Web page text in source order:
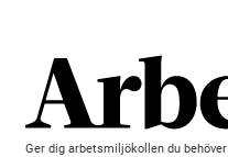
Ger dig arbetsmiljökollen du behöver